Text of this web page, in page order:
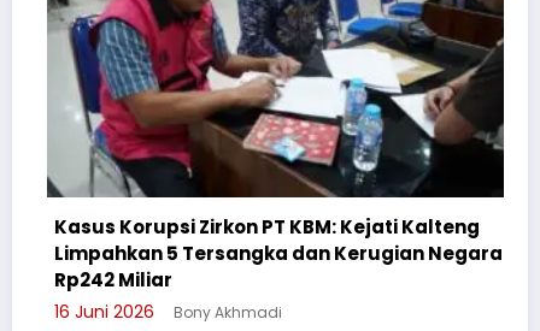
Zirkon PT KBM: Kejati Kalteng
5 Tersangka dan Kerugian Negara
Bony Akhmadi
Cegah